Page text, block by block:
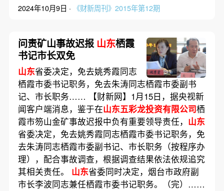
2024年10月9日 · 《财新周刊》2015年第12期
问责矿山事故迟报 山东栖霞
书记市长双免
山东省委决定，免去姚秀霞同志
栖霞市委书记职务，免去朱涛同志栖霞市委副书
记、市长职务…… 【财新网】1月15日，据央视新
闻客户端消息，鉴于在山东五彩龙投资有限公司栖
霞市笏山金矿事故迟报中负有重要领导责任， 山东
省委决定，免去姚秀霞同志栖霞市委书记职务，免
去朱涛同志栖霞市委副书记、市长职务（按程序办
理），配合事故调查，根据调查结果依法依规追究
其相关责任。 山东省委同时决定，烟台市政府副
市长李波同志兼任栖霞市委书记职务。（完）……